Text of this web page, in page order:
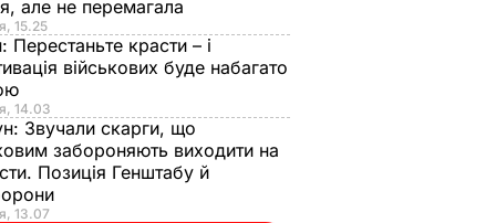
але не перемагала
15.25
Перестаньте красти – і
військових буде набагато
14.03
Звучали скарги, що
забороняють виходити на
Позиція Генштабу й
13.07